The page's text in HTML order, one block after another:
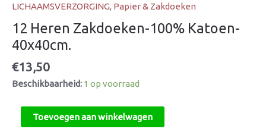
LICHAAMSVERZORGING, Papier & Zakdoeken
12 Heren Zakdoeken-100% Katoen-
40x40cm.
€13,50
Beschikbaarheid: 1 op voorraad
Toevoegen aan winkelwagen